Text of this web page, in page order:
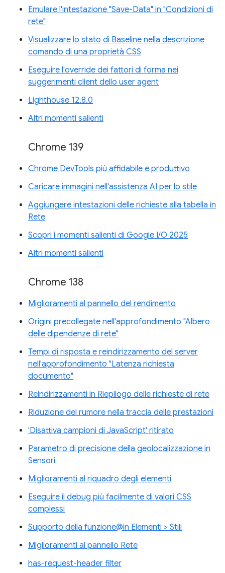
Emulare l'intestazione "Save-Data" in "Condizioni di
rete"
Visualizzare lo stato di Baseline nella descrizione
comando di una proprietà CSS
Eseguire l'override dei fattori di forma nei
suggerimenti client dello user agent
Lighthouse 12.8.0
Altri momenti salienti
Chrome 139
Chrome DevTools più affidabile e produttivo
Caricare immagini nell'assistenza AI per lo stile
Aggiungere intestazioni delle richieste alla tabella in
Rete
Scopri i momenti salienti di Google I/O 2025
Altri momenti salienti
Chrome 138
Miglioramenti al pannello del rendimento
Origini precollegate nell'approfondimento "Albero
delle dipendenze di rete"
Tempi di risposta e reindirizzamento del server
nell'approfondimento "Latenza richiesta
documento"
Reindirizzamenti in Riepilogo delle richieste di rete
Riduzione del rumore nella traccia delle prestazioni
'Disattiva campioni di JavaScript' ritirato
Parametro di precisione della geolocalizzazione in
Sensori
Miglioramenti al riquadro degli elementi
Eseguire il debug più facilmente di valori CSS
complessi
Supporto della funzione@in Elementi > Stili
Miglioramenti al pannello Rete
has-request-header filter